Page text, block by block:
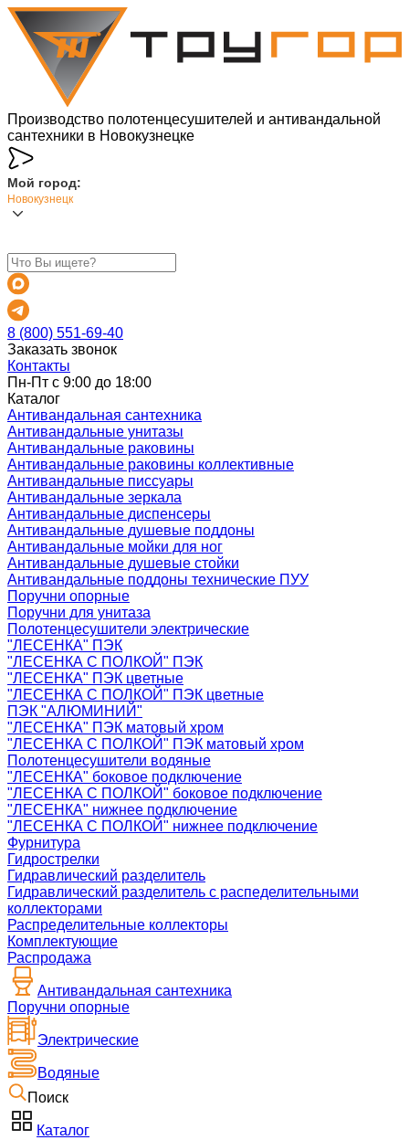
Производство полотенцесушителей и антивандальной
сантехники в Новокузнецке
Мой город:
Новокузнецк
8 (800) 551-69-40
Заказать звонок
Контакты
Пн-Пт с 9:00 до 18:00
Каталог
Антивандальная сантехника
Антивандальные унитазы
Антивандальные раковины
Антивандальные раковины коллективные
Антивандальные писсуары
Антивандальные зеркала
Антивандальные диспенсеры
Антивандальные душевые поддоны
Антивандальные мойки для ног
Антивандальные душевые стойки
Антивандальные поддоны технические ПУУ
Поручни опорные
Поручни для унитаза
Полотенцесушители электрические
"ЛЕСЕНКА" ПЭК
"ЛЕСЕНКА С ПОЛКОЙ" ПЭК
"ЛЕСЕНКА" ПЭК цветные
"ЛЕСЕНКА С ПОЛКОЙ" ПЭК цветные
ПЭК "АЛЮМИНИЙ"
"ЛЕСЕНКА" ПЭК матовый хром
"ЛЕСЕНКА С ПОЛКОЙ" ПЭК матовый хром
Полотенцесушители водяные
"ЛЕСЕНКА" боковое подключение
"ЛЕСЕНКА С ПОЛКОЙ" боковое подключение
"ЛЕСЕНКА" нижнее подключение
"ЛЕСЕНКА С ПОЛКОЙ" нижнее подключение
Фурнитура
Гидрострелки
Гидравлический разделитель
Гидравлический разделитель с распеделительными
коллекторами
Распределительные коллекторы
Комплектующие
Распродажа
Антивандальная сантехника
Поручни опорные
Электрические
Водяные
Поиск
Каталог